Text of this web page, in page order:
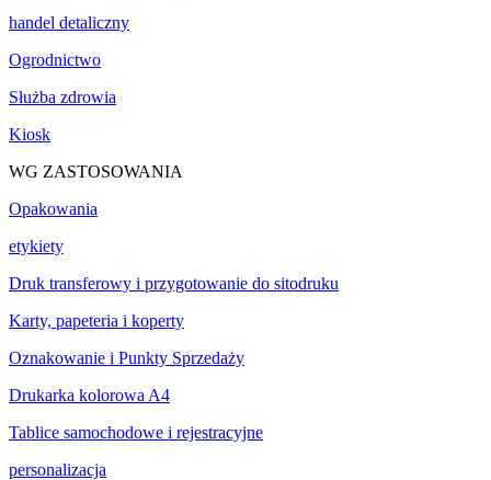
handel detaliczny
Ogrodnictwo
Służba zdrowia
Kiosk
WG ZASTOSOWANIA
Opakowania
etykiety
Druk transferowy i przygotowanie do sitodruku
Karty, papeteria i koperty
Oznakowanie i Punkty Sprzedaży
Drukarka kolorowa A4
Tablice samochodowe i rejestracyjne
personalizacja